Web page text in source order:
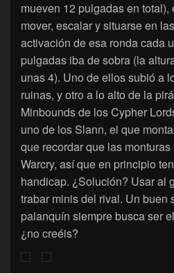
mueven 12 pulgadas en total),
mover, escalar y situarse en
activación de esa ronda cada
pulgadas iba de sobra (la
unas 4). Uno de ellos subió a
ruinas, y otro a lo alto de la
Minbounds de los Cypher
uno de los Slann, el que
que recordar que las
Warcry, así que en principio
handicap. ¿Solución? Usar al
trabar minis del rival. Un buen
palanquín siempre busca ser
¿no creéis?